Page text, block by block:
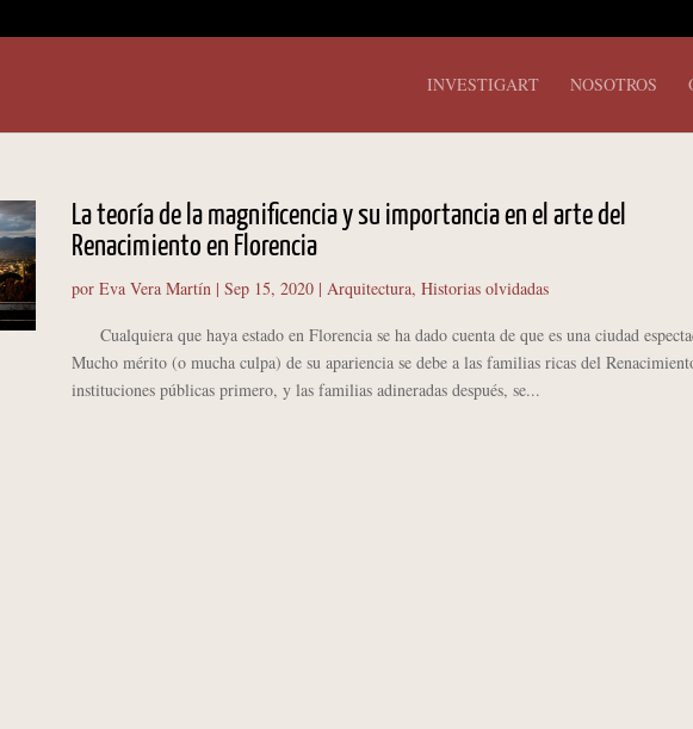
INVESTIGART NOSOTROS
La teoría de la magnificencia y su importancia en el arte del
Renacimiento en Florencia
por Eva Vera Martín| Sep 15, 2020| Arquitectura, Historias olvidadas
Cualquiera que haya estado en Florencia se ha dado cuenta de que es una ciudad
Mucho mérito (o mucha culpa) de su apariencia se debe a las familias ricas del
instituciones públicas primero, y las familias adineradas después, se...